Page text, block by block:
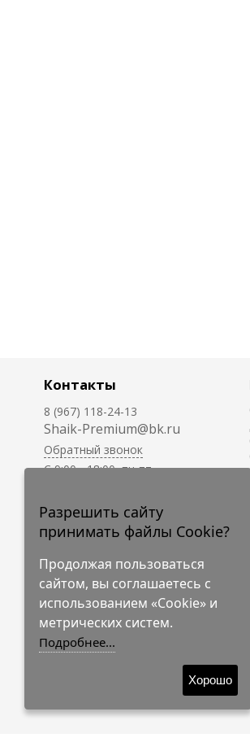
Контакты
8 (967) 118-24-13
Shaik-Premium@bk.ru
Обратный звонок
C 9:00 - 18:00, пн-пт
круглосуточно.
© 2009-2026 Shaik-Premium
Shaik-
Разрешить сайту
принимать файлы Cookie?
Продолжая пользоваться
сайтом, вы соглашаетесь с
использованием «Cookie» и
метрических систем.
Подробнее...
Хорошо